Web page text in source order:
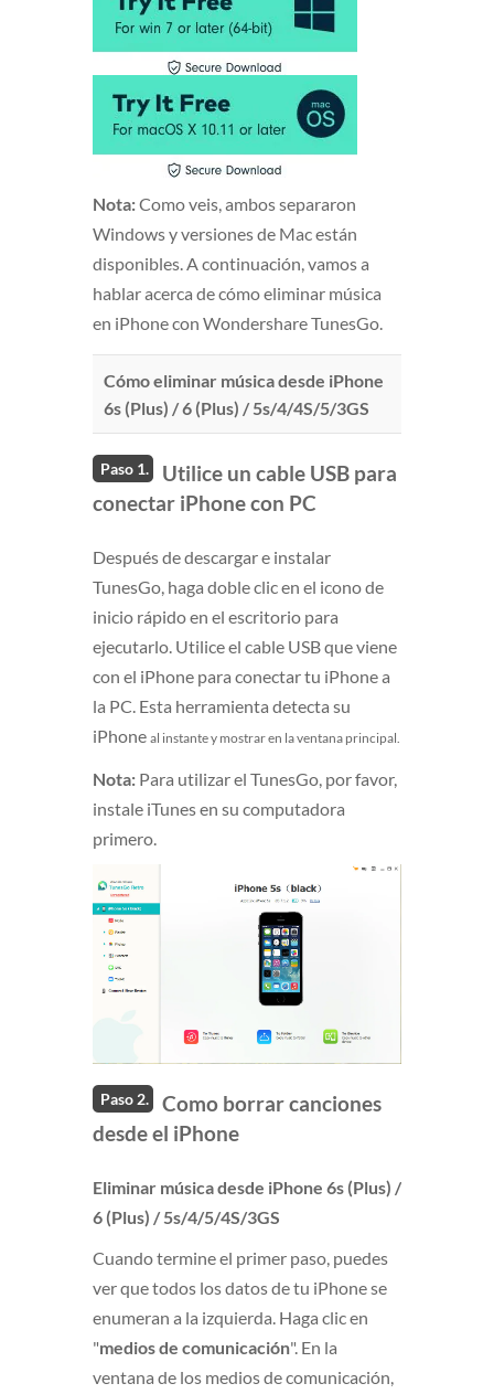
Nota:Como veis, ambos separaron
Windows y versiones de Mac están
disponibles. A continuación, vamos a
hablar acerca de cómo eliminar música
en iPhone con Wondershare TunesGo.
Cómo eliminar música desde iPhone
6s (Plus) / 6 (Plus) / 5s/4/4S/5/3GS
Paso 1.
Utilice un cable USB para
conectar iPhone con PC
Después de descargar e instalar
TunesGo, haga doble clic en el icono de
inicio rápido en el escritorio para
ejecutarlo. Utilice el cable USB que viene
con el iPhone para conectar tu iPhone a
la PC. Esta herramienta detecta su
iPhone al instantey mostrar en la ventana principal.
Nota: Para utilizar el TunesGo, por favor,
instale iTunes en su computadora
primero.
Paso 2.
Como borrar canciones
desde el iPhone
Eliminar música desde iPhone 6s (Plus) /
6 (Plus) / 5s/4/5/4S/3GS
Cuando termine el primer paso, puedes
ver que todos los datos de tu iPhone se
enumeran a la izquierda. Haga clic en
"medios de comunicación". En la
ventana de los medios de comunicación,